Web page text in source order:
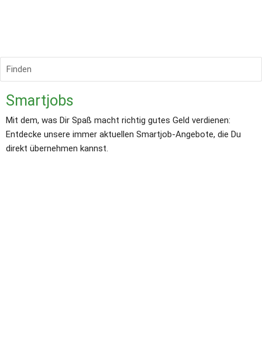
Finden
Smartjobs
Mit dem, was Dir Spaß macht richtig gutes Geld verdienen:
Entdecke unsere immer aktuellen Smartjob-Angebote, die Du
direkt übernehmen kannst.